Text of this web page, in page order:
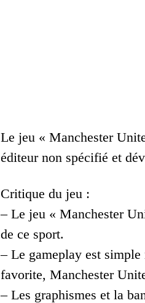
Le jeu « Manchester
éditeur non spécifié et
Critique du jeu :
– Le jeu « Manchester
de ce sport.
– Le gameplay est
favorite, Manchester
– Les graphismes et la